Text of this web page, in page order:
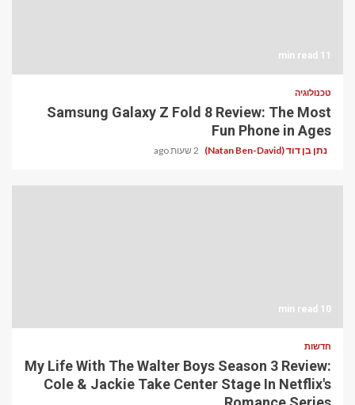
11 min read
טכנולוגיה
Samsung Galaxy Z Fold 8 Review: The Most
Fun Phone in Ages
נתן בן דוד (Natan Ben-David) 2 שעות ago
10 min read
חדשות
My Life With The Walter Boys Season 3 Review:
Cole & Jackie Take Center Stage In Netflix's